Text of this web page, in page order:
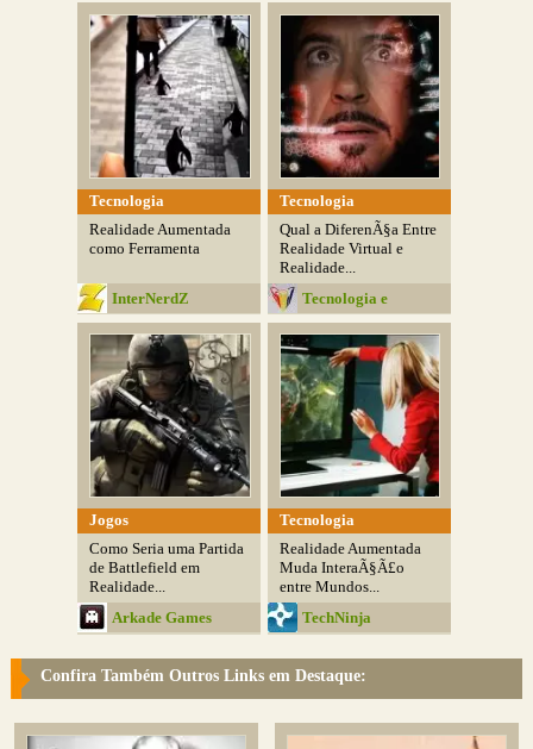
Tecnologia
Realidade Aumentada
como Ferramenta
InterNerdZ
Tecnologia
Qual a DiferenÃ§a Entre
Realidade Virtual e
Realidade...
Tecnologia e
Programas
Jogos
Como Seria uma Partida
de Battlefield em
Realidade...
Arkade Games
Tecnologia
Realidade Aumentada
Muda InteraÃ§Ã£o
entre Mundos...
TechNinja
Confira Também Outros Links em Destaque: